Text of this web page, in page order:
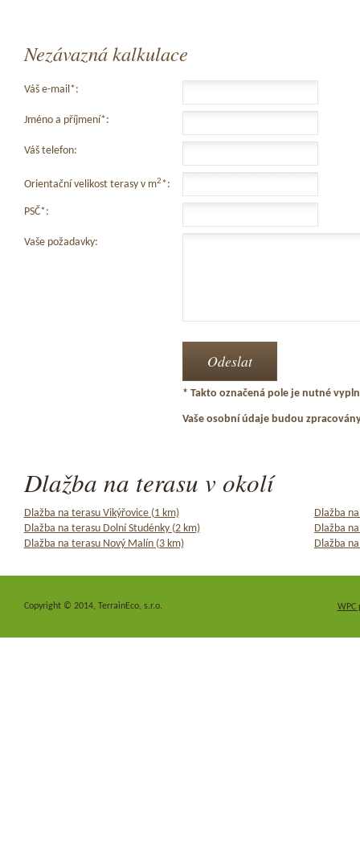
Nezávazná kalkulace
Váš e-mail*:
Jméno a příjmení*:
Váš telefon:
Orientační velikost terasy v m2*:
PSČ*:
Vaše požadavky:
* Takto označená pole je nutné
Vaše osobní údaje budou
Dlažba na terasu v okolí
Dlažba na terasu Vikýřovice (1 km)
Dlažba
Dlažba na terasu Dolní Studénky (2 km)
Dlažba
Dlažba na terasu Nový Malín (3 km)
Dlažba
WPC
Copyright © 2014, TerrainEco, s.r.o.